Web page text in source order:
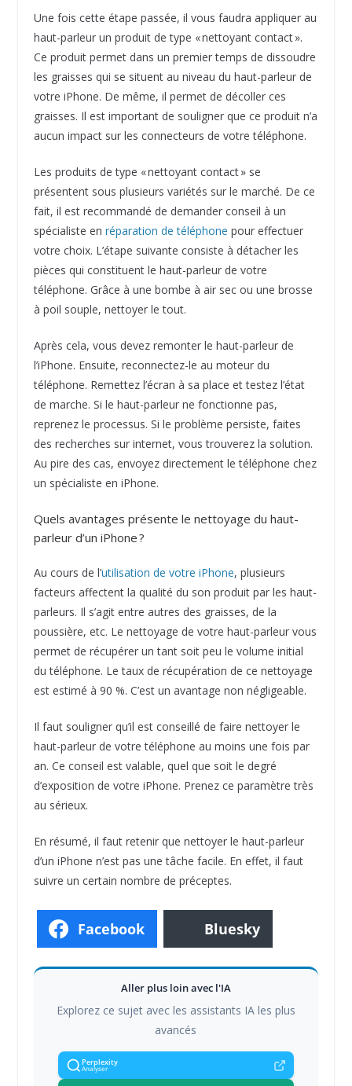
Une fois cette étape passée, il vous faudra appliquer au
haut-parleur un produit de type « nettoyant contact ».
Ce produit permet dans un premier temps de dissoudre
les graisses qui se situent au niveau du haut-parleur de
votre iPhone. De même, il permet de décoller ces
graisses. Il est important de souligner que ce produit n’a
aucun impact sur les connecteurs de votre téléphone.
Les produits de type « nettoyant contact » se
présentent sous plusieurs variétés sur le marché. De ce
fait, il est recommandé de demander conseil à un
spécialiste en réparation de téléphone pour effectuer
votre choix. L’étape suivante consiste à détacher les
pièces qui constituent le haut-parleur de votre
téléphone. Grâce à une bombe à air sec ou une brosse
à poil souple, nettoyer le tout.
Après cela, vous devez remonter le haut-parleur de
l’iPhone. Ensuite, reconnectez-le au moteur du
téléphone. Remettez l’écran à sa place et testez l’état
de marche. Si le haut-parleur ne fonctionne pas,
reprenez le processus. Si le problème persiste, faites
des recherches sur internet, vous trouverez la solution.
Au pire des cas, envoyez directement le téléphone chez
un spécialiste en iPhone.
Quels avantages présente le nettoyage du haut-
parleur d’un iPhone ?
Au cours de l’utilisation de votre iPhone, plusieurs
facteurs affectent la qualité du son produit par les haut-
parleurs. Il s’agit entre autres des graisses, de la
poussière, etc. Le nettoyage de votre haut-parleur vous
permet de récupérer un tant soit peu le volume initial
du téléphone. Le taux de récupération de ce nettoyage
est estimé à 90 %. C’est un avantage non négligeable.
Il faut souligner qu’il est conseillé de faire nettoyer le
haut-parleur de votre téléphone au moins une fois par
an. Ce conseil est valable, quel que soit le degré
d’exposition de votre iPhone. Prenez ce paramètre très
au sérieux.
En résumé, il faut retenir que nettoyer le haut-parleur
d’un iPhone n’est pas une tâche facile. En effet, il faut
suivre un certain nombre de préceptes.
Facebook Bluesky
Aller plus loin avec l'IA
Explorez ce sujet avec les assistants IA les plus
avancés
Perplexity
Analyser